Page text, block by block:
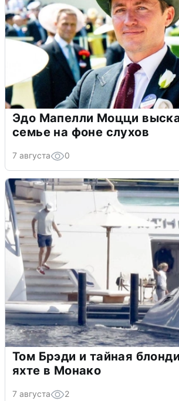
Эдо Мапелли Моцци
семье на фоне слухов
7 августа 0
Том Брэди и тайная
яхте в Монако
7 августа 2